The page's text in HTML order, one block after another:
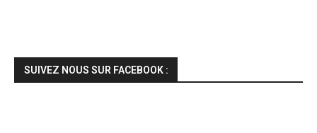
SUIVEZ NOUS SUR FACEBOOK :